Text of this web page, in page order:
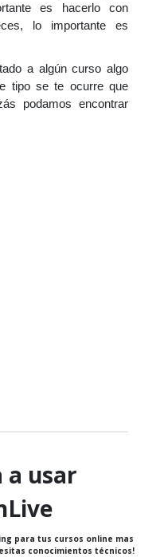
es hacerlo con
lo importante es
a algún curso algo
tipo se te ocurre que
podamos encontrar
a usar
para tus cursos online mas
conocimientos técnicos!